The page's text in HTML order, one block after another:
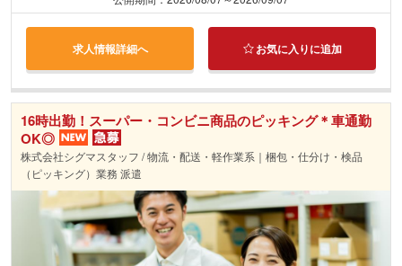
求人情報詳細へ お気に入りに追加
16時出勤！スーパー・コンビニ商品のピッキング＊車通勤
OK◎
株式会社シグマスタッフ / 物流・配送・軽作業系｜梱包・仕分け・検品
（ピッキング）業務 派遣